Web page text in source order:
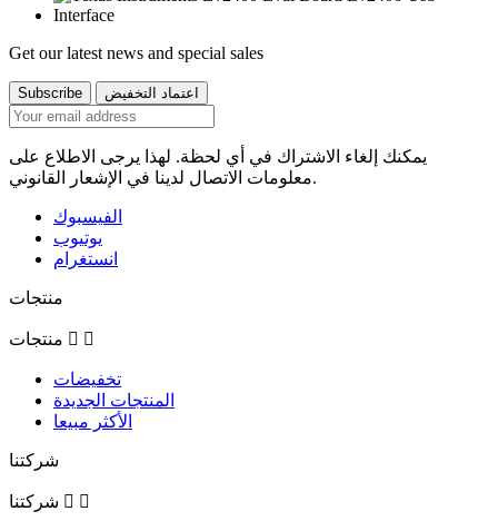
Get our latest news and special sales
يمكنك إلغاء الاشتراك في أي لحظة. لهذا يرجى الاطلاع على
معلومات الاتصال لدينا في الإشعار القانوني.
الفيسبوك
يوتيوب
انستغرام
منتجات
منتجات  
تخفيضات
المنتجات الجديدة
الأكثر مبيعا
شركتنا
شركتنا  